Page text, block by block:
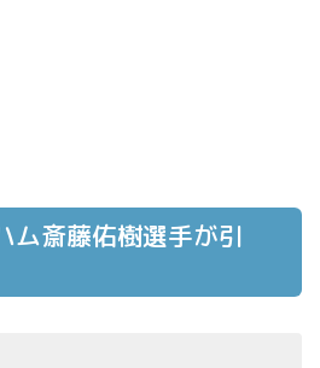
斎藤佑樹選手が引